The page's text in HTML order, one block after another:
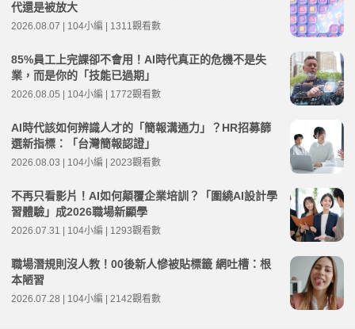
代還是被放大
2026.08.07 | 104小編 | 1311觀看數
85%員工上完課卻不會用！AI時代真正的危機不是失
業，而是你的「技能已過期」
2026.08.05 | 104小編 | 1772觀看數
AI時代該如何辨識人才的「簡報溝通力」？HR招募篩
選新指標：「台灣簡報認證」
2026.08.03 | 104小編 | 2023觀看數
不再只看影片！AI如何顛覆企業培訓？「圍繞AI設計學
習體驗」成2026職場新顯學
2026.07.31 | 104小編 | 1293觀看數
職場潛規則沒人教！00後新人慘被貼標籤 網吐槽：根
本陋習
2026.07.28 | 104小編 | 2142觀看數